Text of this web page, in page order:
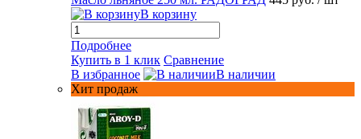
В корзину
Подробнее
Купить в 1 клик Сравнение
В избранное
В наличии
Хит продаж